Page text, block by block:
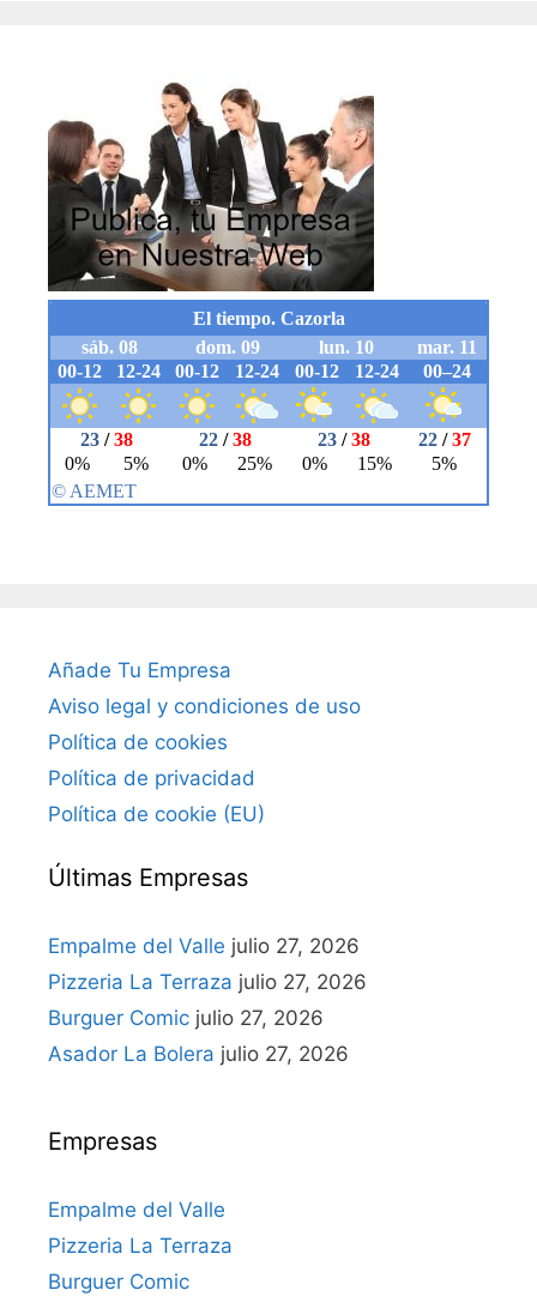
Añade Tu Empresa
Aviso legal y condiciones de uso
Política de cookies
Política de privacidad
Política de cookie (EU)
Últimas Empresas
Empalme del Valle julio 27, 2026
Pizzeria La Terraza julio 27, 2026
Burguer Comic julio 27, 2026
Asador La Bolera julio 27, 2026
Empresas
Empalme del Valle
Pizzeria La Terraza
Burguer Comic